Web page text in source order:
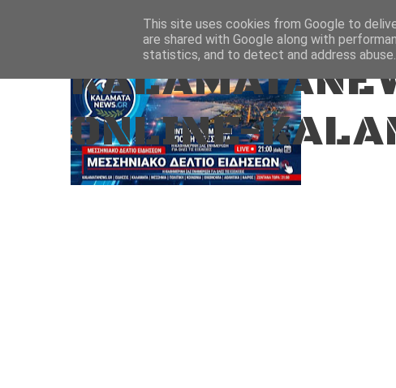
Aug 7, 2026
ONLINE-
This site uses cookies from Google to
are shared with Google along with
statistics, and to detect and address abuse.